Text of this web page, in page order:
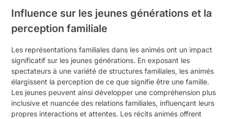
Influence sur les jeunes générations et la
perception familiale
Les représentations familiales dans les animés ont un impact
significatif sur les jeunes générations. En exposant les
spectateurs à une variété de structures familiales, les animés
élargissent la perception de ce que signifie être une famille.
Les jeunes peuvent ainsi développer une compréhension plus
inclusive et nuancée des relations familiales, influençant leurs
propres interactions et attentes. Les récits animés offrent